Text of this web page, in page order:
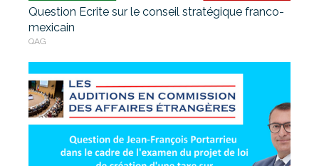
Question Ecrite sur le conseil stratégique franco-
mexicain
QAG